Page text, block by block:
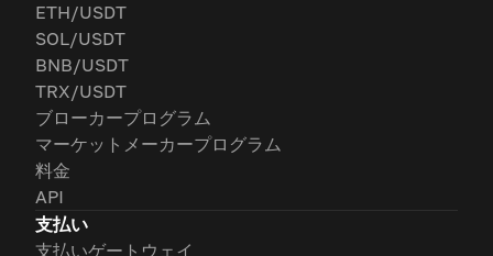
ETH/USDT
SOL/USDT
BNB/USDT
TRX/USDT
ブローカープログラム
マーケットメーカープログラム
料金
API
支払い
支払いゲートウェイ